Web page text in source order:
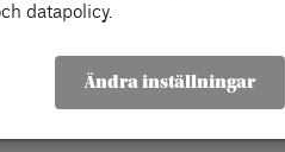
datapolicy.
Ändra inställningar